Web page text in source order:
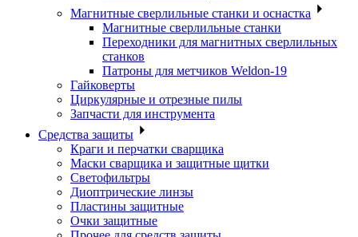
Магнитные сверлильные станки и оснастка
Магнитные сверлильные станки
Переходники для магнитных сверлильных
станков
Патроны для метчиков Weldon-19
Гайковерты
Циркулярные и отрезные пилы
Запчасти для инструмента
Средства защиты
Краги и перчатки сварщика
Маски сварщика и защитные щитки
Светофильтры
Диоптрические линзы
Пластины защитные
Очки защитные